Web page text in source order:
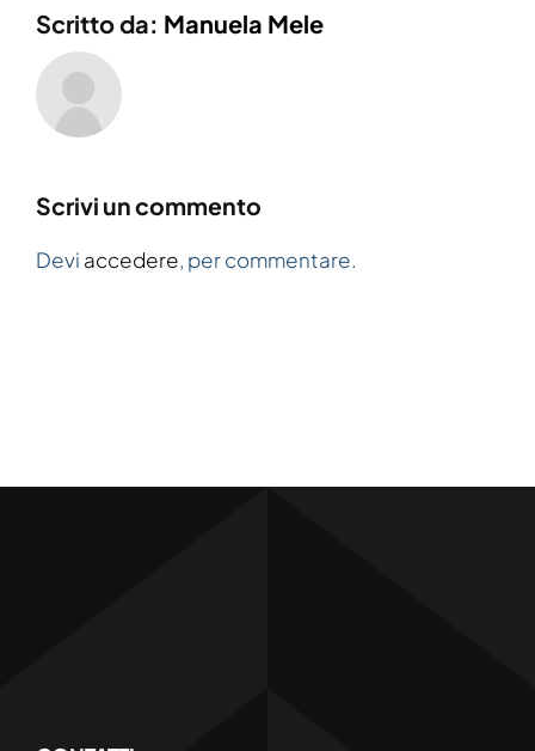
Scritto da: Manuela Mele
Scrivi un commento
Devi accedere, per commentare.